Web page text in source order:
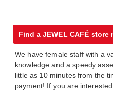
Find a JEWEL CAFÉ store
We have female staff with a
knowledge and a speedy
little as 10 minutes from the
payment! If you are